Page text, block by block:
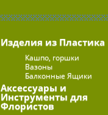
Изделия из Пластика
Кашпо, горшки
Вазоны
Балконные Ящики
Аксессуары и
Инструменты для
Флористов